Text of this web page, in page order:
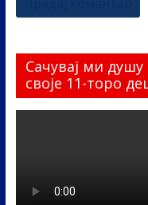
Сачувај ми
своје 11-торо